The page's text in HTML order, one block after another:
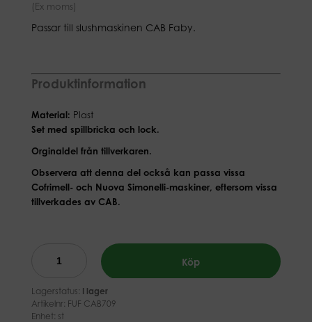
(Ex moms)
Passar till slushmaskinen CAB Faby.
Produktinformation
Material: Plast
Set med spillbricka och lock.
Orginaldel från tillverkaren.
Observera att denna del också kan passa vissa
Cofrimell- och Nuova Simonelli-maskiner, eftersom vissa
tillverkades av CAB.
Köp
Lagerstatus: I lager
Artikelnr: FUF CAB709
Enhet: st